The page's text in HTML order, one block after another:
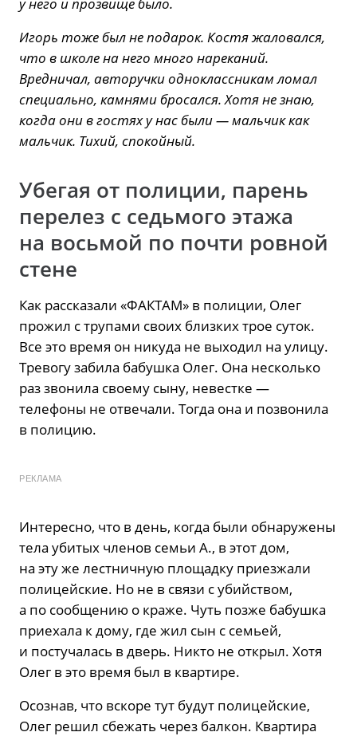
Игорь тоже был не подарок. Костя жаловался,
что в школе на него много нареканий.
Вредничал, авторучки одноклассникам ломал
специально, камнями бросался. Хотя не знаю,
когда они в гостях у нас были — мальчик как
мальчик. Тихий, спокойный.
Убегая от полиции, парень
перелез с седьмого этажа
на восьмой по почти ровной
стене
Как рассказали «ФАКТАМ» в полиции, Олег
прожил с трупами своих близких трое суток.
Все это время он никуда не выходил на улицу.
Тревогу забила бабушка Олег. Она несколько
раз звонила своему сыну, невестке —
телефоны не отвечали. Тогда она и позвонила
в полицию.
РЕКЛАМА
Интересно, что в день, когда были обнаружены
тела убитых членов семьи А., в этот дом,
на эту же лестничную площадку приезжали
полицейские. Но не в связи с убийством,
а по сообщению о краже. Чуть позже бабушка
приехала к дому, где жил сын с семьей,
и постучалась в дверь. Никто не открыл. Хотя
Олег в это время был в квартире.
Осознав, что вскоре тут будут полицейские,
Олег решил сбежать через балкон. Квартира